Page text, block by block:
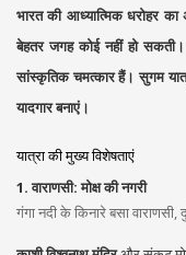
भारत की आध्यात्मिक धरोहर
बेहतर जगह कोई नहीं हो
सांस्कृतिक चमत्कार हैं।सुगम
यादगार बनाएं।
यात्रा की मुख्य विशेषताएं
1. वाराणसी: मोक्ष की नगरी
गंगा नदी के किनारे बसा